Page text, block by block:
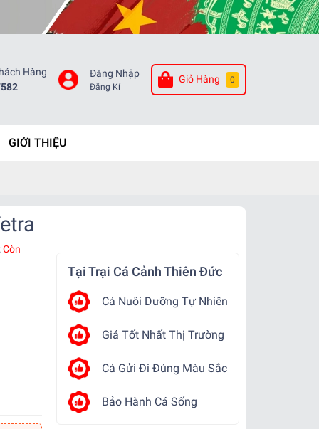
Hàng
Đăng Nhập
Đăng Kí
Giỏ Hàng 0
GIỚI THIỆU
Còn
Tại Trại Cá Cảnh Thiên Đức
Cá Nuôi Dưỡng Tự Nhiên
Giá Tốt Nhất Thị Trường
Cá Gửi Đi Đúng Màu Sắc
Bảo Hành Cá Sống